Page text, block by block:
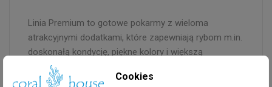
Linia Premium to gotowe pokarmy z wieloma
atrakcyjnymi dodatkami, które zapewniają rybom m.in.
doskonałą kondycję, piękne kolory i większą
odporność na choroby. Linia Premium obejmuje
zarówno produkty uniwersalne, jak i specjalistyczne,
Cookies